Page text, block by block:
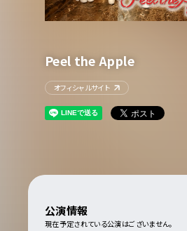
Peel the Apple
オフィシャルサイト
公演情報
現在予定されている公演はございません。